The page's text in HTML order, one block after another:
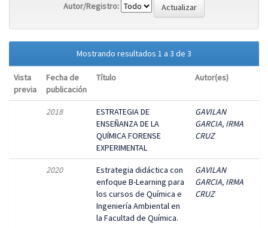
Autor/Registro:
Mostrando resultados 1 a 3 de 3
Vista
previa
Fecha de
publicación
Título Autor(es)
2018
ESTRATEGIA DE
ENSEÑANZA DE LA
QUÍMICA FORENSE
EXPERIMENTAL
GAVILAN
GARCIA, IRMA
CRUZ
2020
Estrategia didáctica con
enfoque B-Learning para
los cursos de Química e
Ingeniería Ambiental en
la Facultad de Química.
GAVILAN
GARCIA, IRMA
CRUZ